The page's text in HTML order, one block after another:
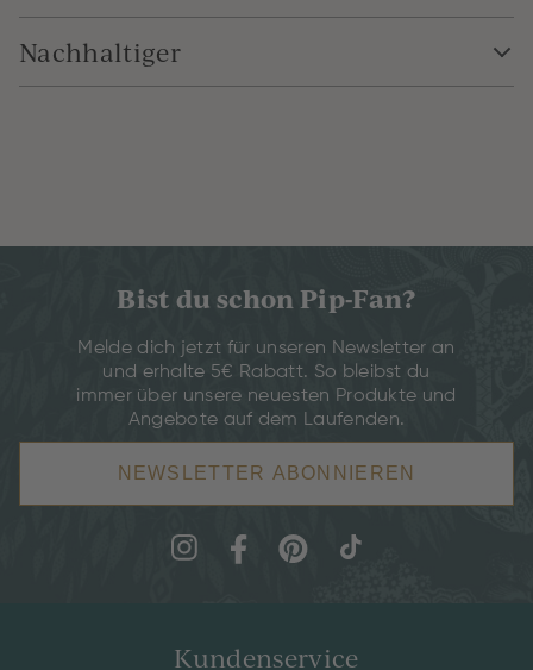
Nachhaltiger
Bist du schon Pip-Fan?
Melde dich jetzt für unseren Newsletter an
und erhalte 5€ Rabatt. So bleibst du
immer über unsere neuesten Produkte und
Angebote auf dem Laufenden.
NEWSLETTER ABONNIEREN
Kundenservice